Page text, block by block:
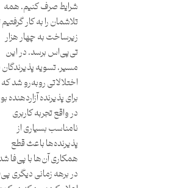
شرایط صرف کنیم. همه
تلاشمان را به کار گرفتیم
زیرساخت به چهار هزار
تی‌پی‌اس برسد. در این
مسیر، تسویه پذیرندگان
اختلالاتی روبه‌رو ‌شد که
برای پذیرنده آزاردهنده
در واقع تجربه کاربری
نامناسب بسیاری از
پذیرنده‌ها باعث قطع
همکاری آن‌ها با پی‌فا
در برهه زمانی دیگری